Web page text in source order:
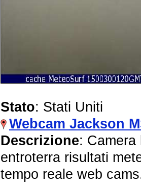
Stato: Stati Uniti
Webcam Jackson
Descrizione:
entroterra risultati
tempo reale web